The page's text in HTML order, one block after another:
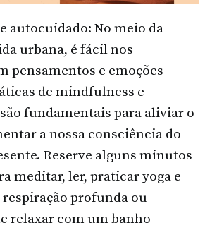
autocuidado: No meio da
urbana, é fácil nos
pensamentos e emoções
de mindfulness e
fundamentais para aliviar o
a nossa consciência do
Reserve alguns minutos
meditar, ler, praticar yoga e
profunda ou
relaxar com um banho